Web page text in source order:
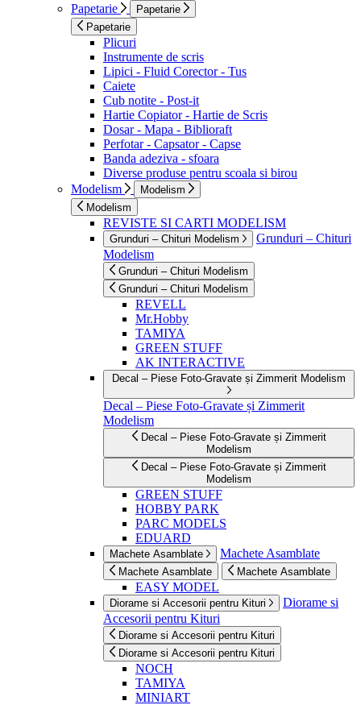
Papetarie
Papetarie
Papetarie
Plicuri
Instrumente de scris
Lipici - Fluid Corector - Tus
Caiete
Cub notite - Post-it
Hartie Copiator - Hartie de Scris
Dosar - Mapa - Biblioraft
Perfotar - Capsator - Capse
Banda adeziva - sfoara
Diverse produse pentru scoala si birou
Modelism
Modelism
Modelism
REVISTE SI CARTI MODELISM
Grunduri – Chituri Modelism
Grunduri – Chituri
Modelism
Grunduri – Chituri Modelism
Grunduri – Chituri Modelism
REVELL
Mr.Hobby
TAMIYA
GREEN STUFF
AK INTERACTIVE
Decal – Piese Foto-Gravate și Zimmerit Modelism
Decal – Piese Foto-Gravate și Zimmerit
Modelism
Decal – Piese Foto-Gravate și Zimmerit
Modelism
Decal – Piese Foto-Gravate și Zimmerit
Modelism
GREEN STUFF
HOBBY PARK
PARC MODELS
EDUARD
Machete Asamblate Machete Asamblate
Machete Asamblate Machete Asamblate
EASY MODEL
Diorame si Accesorii pentru Kituri
Diorame si
Accesorii pentru Kituri
Diorame si Accesorii pentru Kituri
Diorame si Accesorii pentru Kituri
NOCH
TAMIYA
MINIART